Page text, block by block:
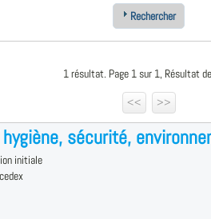
Rechercher
1 résultat. Page 1 sur 1, Résultat
<<
>>
hygiène, sécurité,
initiale